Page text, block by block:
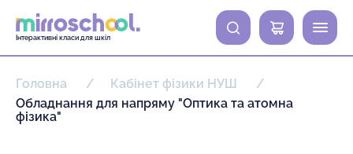
Інтерактивні класи для шкіл
0
Головна
Кабінет фізики НУШ
Обладнання для напряму "Оптика та атомна
фізика"